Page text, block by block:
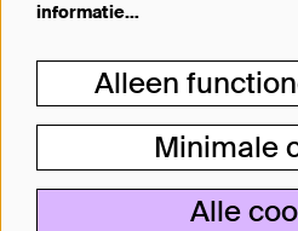
Steun
Je kunt Theater
een kleine donatie bij
kaartje tot aan
Lees
informatie…
Alleen
Minimale
Alle